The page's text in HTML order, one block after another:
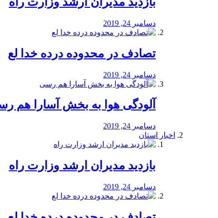
دسامبر 24, 2019
تصادف در محدوده درده خدا لع
دسامبر 24, 2019
آلودگی هوا به بخش آسارا هم
دسامبر 24, 2019
اخبار استان
بازدید مدیران ارشد وزارت راه
دسامبر 24, 2019